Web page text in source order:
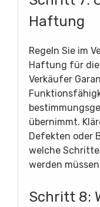
Haftung
Regeln Sie im
Haftung für die
Verkäufer
übernimmt.
Defekten oder
welche
werden
Schritt 8: